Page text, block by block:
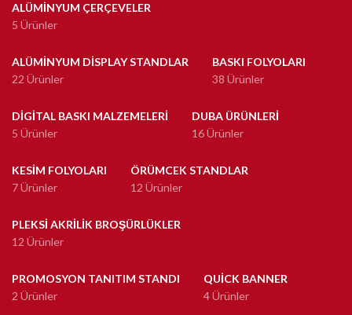
ALÜMINYUM ÇERÇEVELER
5 Ürünler
ALÜMINYUM DISPLAY STANDLAR
22 Ürünler
BASKI FOLYOLARI
38 Ürünler
DIGITAL BASKI MALZEMELERI
5 Ürünler
DUBA ÜRÜNLERI
16 Ürünler
KESIM FOLYOLARI
7 Ürünler
ÖRÜMCEK STANDLAR
12 Ürünler
PLEKSI AKRILIK BROŞÜRLÜKLER
12 Ürünler
PROMOSYON TANITIM STANDI
2 Ürünler
QUICK BANNER
4 Ürünler